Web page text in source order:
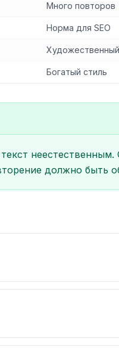
Много повторов
Норма для SEO
Богатый стиль
неестественным.
должно быть